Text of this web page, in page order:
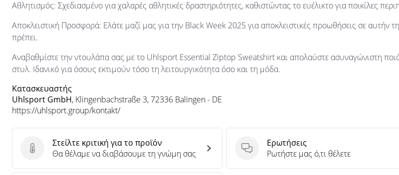
Αθλητισμός: Σχεδιασμένο για χαλαρές αθλητικές δραστηριότητες, καθιστώντας το ευέλικτο για ποικίλες
Αποκλειστική Προσφορά: Ελάτε μαζί μας για την Black Week 2025 για αποκλειστικές προωθήσεις σε αυτήν
πρέπει.
Αναβαθμίστε την ντουλάπα σας με το Uhlsport Essential Ziptop Sweatshirt και απολαύστε ασυναγώνιστη
στυλ. Ιδανικό για όσους εκτιμούν τόσο τη λειτουργικότητα όσο και τη μόδα.
Κατασκευαστής
Uhlsport GmbH, Klingenbachstraße 3, 72336 Balingen - DE
https://uhlsport.group/kontakt/
Στείλτε κριτική για το προϊόν
Στείλτε κριτική για το προϊόν
Θα θέλαμε να διαβάσουμε τη γνώμη σας
Ερωτήσεις
Ερωτήσεις
Ρωτήστε μας ό,τι θέλετε